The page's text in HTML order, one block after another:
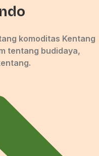
komoditas Kentang
tentang budidaya,